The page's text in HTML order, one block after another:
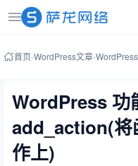
首页-WordPress文章-
WordPress
add_action(将
作上)